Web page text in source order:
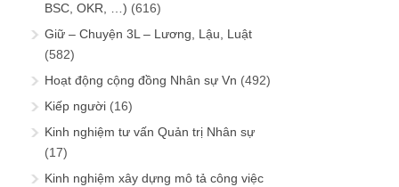
BSC, OKR, …) (616)
Giữ – Chuyện 3L – Lương, Lậu, Luật
(582)
Hoạt động cộng đồng Nhân sự Vn (492)
Kiếp người (16)
Kinh nghiệm tư vấn Quản trị Nhân sự
(17)
Kinh nghiệm xây dựng mô tả công việc